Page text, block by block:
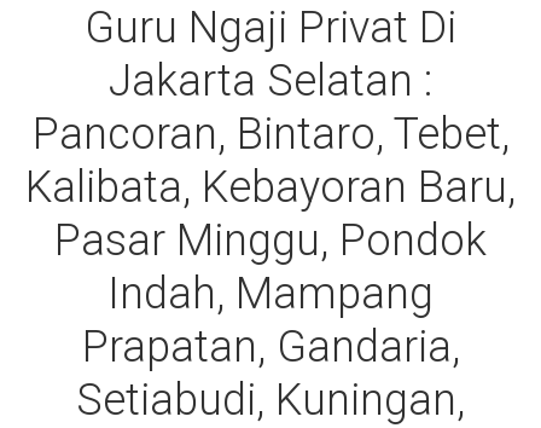
Guru Ngaji Privat Di
Jakarta Selatan :
Pancoran, Bintaro, Tebet,
Kalibata, Kebayoran Baru,
Pasar Minggu, Pondok
Indah, Mampang
Prapatan, Gandaria,
Setiabudi, Kuningan,